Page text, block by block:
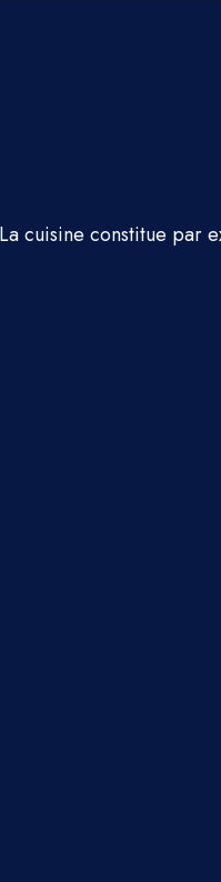
cuisine constitue par